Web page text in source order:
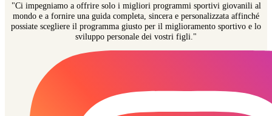
"Ci impegniamo a offrire solo i migliori programmi sportivi giovanili al
mondo e a fornire una guida completa, sincera e personalizzata affinché
possiate scegliere il programma giusto per il miglioramento sportivo e lo
sviluppo personale dei vostri figli."